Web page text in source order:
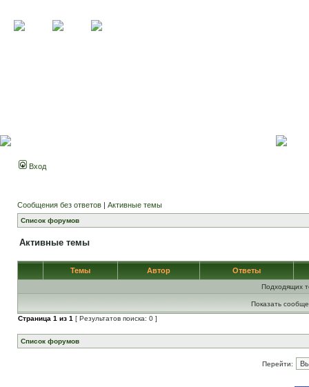
Вход
Сообщения без ответов | Активные темы
Список форумов
Активные темы
Темы Автор Ответы
Подходящих
Показать
Страница 1 из 1 [ Результатов поиска: 0 ]
Список форумов
Перейти: